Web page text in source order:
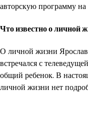
авторскую программу на
Что известно о личной
О личной жизни
встречался с
общий ребенок. В
личной жизни нет